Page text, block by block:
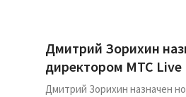
Дмитрий Зорихин
директором МТС Live
Дмитрий Зорихин назначен